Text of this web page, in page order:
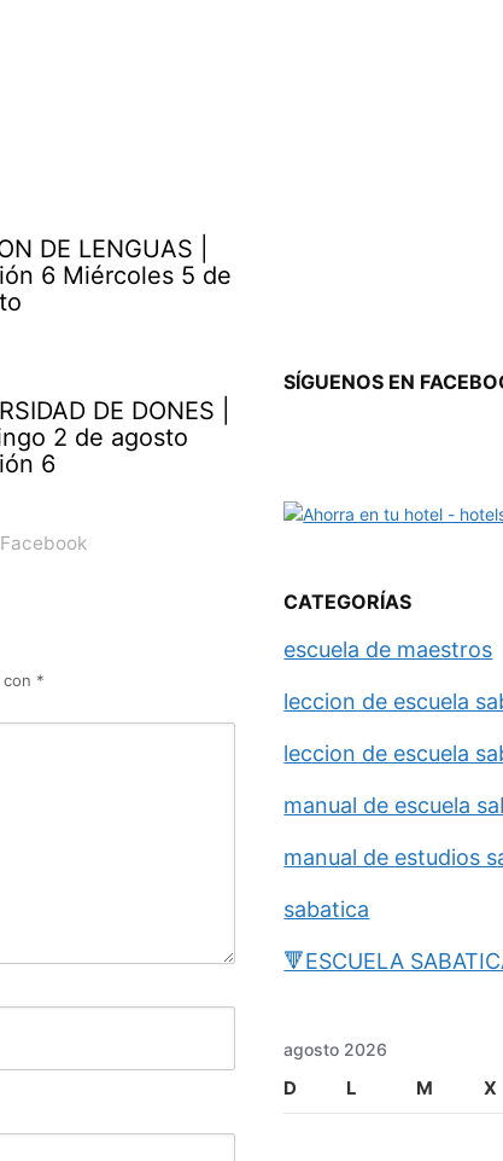
DE LENGUAS |
6 Miércoles 5 de
DE DONES |
2 de agosto
6
*
SÍGUENOS EN
CATEGORÍAS
escuela de maestros
leccion de escuela
leccion de escuela
manual de escuela
manual de estudios
sabatica
🔻ESCUELA
agosto 2026
D L M X